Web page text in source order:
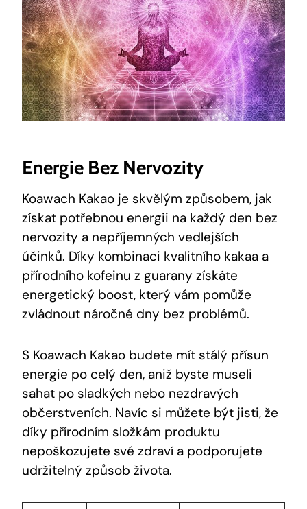
Energie ‍bez Nervozity
Koawach Kakao je skvělým způsobem, jak
získat potřebnou energii ‍na každý den⁣ bez
nervozity a nepříjemných vedlejších
účinků. Díky kombinaci kvalitního kakaa ‌a
přírodního kofeinu z guarany získáte
energetický boost, který vám pomůže
zvládnout náročné dny bez problémů.
S Koawach Kakao budete mít stálý přísun
energie po celý den, ‍aniž byste museli
sahat po ⁤sladkých nebo nezdravých
občerstveních. Navíc si můžete být jisti, že
díky přírodním složkám produktu
nepoškozujete své ‍zdraví a podporujete
udržitelný způsob života.